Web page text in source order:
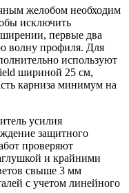
желобом необходим
исключить
первые два
волну профиля. Для
используют
шириной 25 см,
карниза минимум на
усилия
защитного
проверяют
и крайними
свыше 3 мм
с учетом линейного